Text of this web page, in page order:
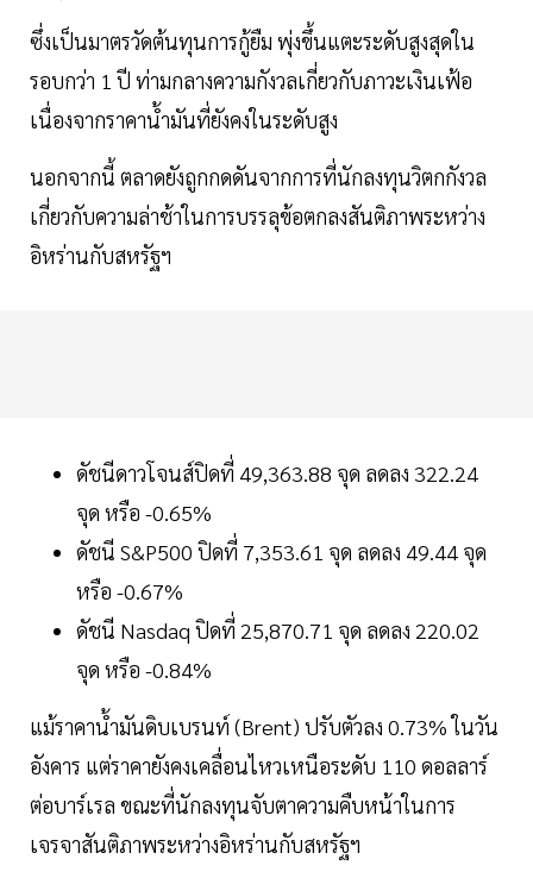
ซึ่งเป็นมาตรวัดต้นทุนการกู้ยืม พุ่งขึ้นแตะระดับสูงสุดใน
รอบกว่า 1 ปี ท่ามกลางความกังวลเกี่ยวกับภาวะเงินเฟ้อ
เนื่องจากราคาน้ำมันที่ยังคงในระดับสูง
นอกจากนี้ ตลาดยังถูกกดดันจากการที่นักลงทุนวิตกกังวล
เกี่ยวกับความล่าช้าในการบรรลุข้อตกลงสันติภาพระหว่าง
อิหร่านกับสหรัฐฯ
ดัชนีดาวโจนส์ปิดที่ 49,363.88 จุด ลดลง 322.24
จุด หรือ -0.65%
ดัชนี S&P500 ปิดที่ 7,353.61 จุด ลดลง 49.44 จุด
หรือ -0.67%
ดัชนี Nasdaq ปิดที่ 25,870.71 จุด ลดลง 220.02
จุด หรือ -0.84%
แม้ราคาน้ำมันดิบเบรนท์ (Brent) ปรับตัวลง 0.73% ในวัน
อังคาร แต่ราคายังคงเคลื่อนไหวเหนือระดับ 110 ดอลลาร์
ต่อบาร์เรล ขณะที่นักลงทุนจับตาความคืบหน้าในการ
เจรจาสันติภาพระหว่างอิหร่านกับสหรัฐฯ